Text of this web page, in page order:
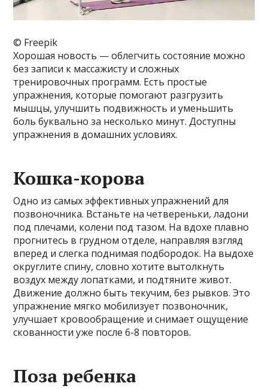
© Freepik
Хорошая новость — облегчить состояние можно
без записи к массажисту и сложных
тренировочных программ. Есть простые
упражнения, которые помогают разгрузить
мышцы, улучшить подвижность и уменьшить
боль буквально за несколько минут. Доступны
упражнения в домашних условиях.
Кошка-корова
Одно из самых эффективных упражнений для
позвоночника. Встаньте на четвереньки, ладони
под плечами, колени под тазом. На вдохе плавно
прогнитесь в грудном отделе, направляя взгляд
вперед и слегка поднимая подбородок. На выдохе
округлите спину, словно хотите вытолкнуть
воздух между лопатками, и подтяните живот.
Движение должно быть текучим, без рывков. Это
упражнение мягко мобилизует позвоночник,
улучшает кровообращение и снимает ощущение
скованности уже после 6-8 повторов.
Поза ребенка